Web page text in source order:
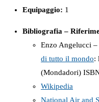
Equipaggio: 1
Bibliografia –
Enzo Angelucci
di tutto il mondo:
(Mondadori)
Wikipedia
National Air and